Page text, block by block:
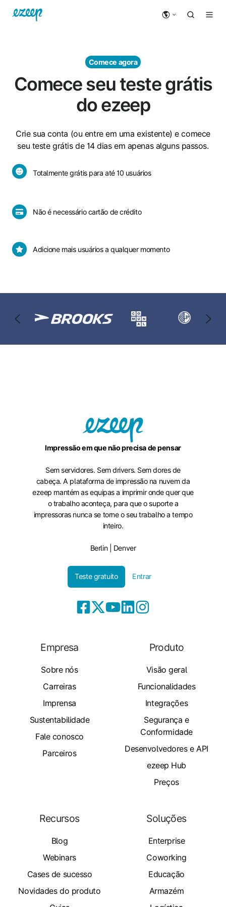
Comece agora
Comece seu teste grátis
do ezeep
Crie sua conta (ou entre em uma existente) e comece
seu teste grátis de 14 dias em apenas alguns passos.
Totalmente grátis para até 10 usuários
Totalmente
grátis
até
10
Não é necessário cartão de crédito
Não
cartão
de
Adicione mais usuários a qualquer momento
Adicione
mais
qualquer
Impressão em que não precisa de pensar
Sem servidores. Sem drivers. Sem dores de
cabeça. A plataforma de impressão na nuvem da
ezeep mantém as equipas a imprimir onde quer que
o trabalho aconteça, para que o suporte a
impressoras nunca se torne o seu trabalho a tempo
inteiro.
Berlin | Denver
Teste gratuito Entrar
Empresa
Sobre nós
Carreiras
Imprensa
Sustentabilidade
Fale conosco
Parceiros
Produto
Visão geral
Funcionalidades
Integrações
Segurança e
Conformidade
Desenvolvedores e API
ezeep Hub
Preços
Recursos
Blog
Webinars
Cases de sucesso
Novidades do produto
Soluções
Enterprise
Coworking
Educação
Armazém